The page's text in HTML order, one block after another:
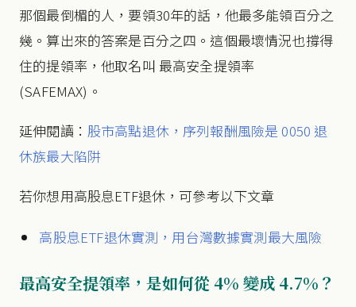
那個最倒楣的人，要領30年的話，他最多能領百分之
幾。算出來的答案是百分之四。這個最壞情況也撐得
住的提領率，他取名叫 最高安全提領率
(SAFEMAX)。
延伸閱讀： 股市高點退休，序列報酬風險是 0050 退
休族最大陷阱
若你想用高股息ETF退休，可參考以下文章
高股息ETF退休實測，用台灣數據實測最大風險
最高安全提領率，是如何從 4% 變成 4.7%？